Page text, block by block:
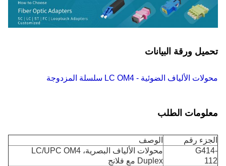
تحميل ورقة البيانات
محولات الألياف الضوئية - LC OM4 سلسلة المزدوجة
معلومات الطلب
الجزء رقم
الوصف
G414-
112
محولات الألياف البصرية، LC/UPC OM4
Duplex مع فلانج